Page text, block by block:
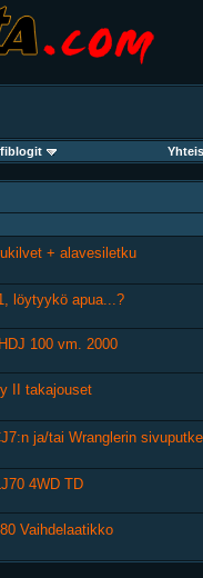
+ alavesiletku
löytyykö apua...?
100 vm. 2000
II takajouset
ja/tai Wranglerin
4WD TD
Vaihdelaatikko